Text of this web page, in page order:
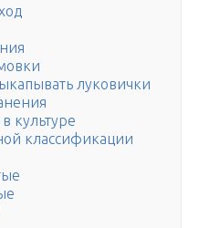
луковички
культуре
классификации